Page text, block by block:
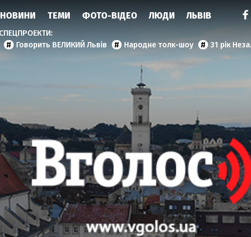
НОВИНИ ТЕМИ ФОТО-ВІДЕО ЛЮДИ ЛЬВІВ
Говорить ВЕЛИКИЙ Львів Народне толк-шоу 31 рік